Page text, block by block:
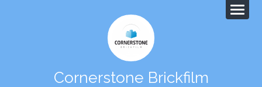
Cornerstone Brickfilm